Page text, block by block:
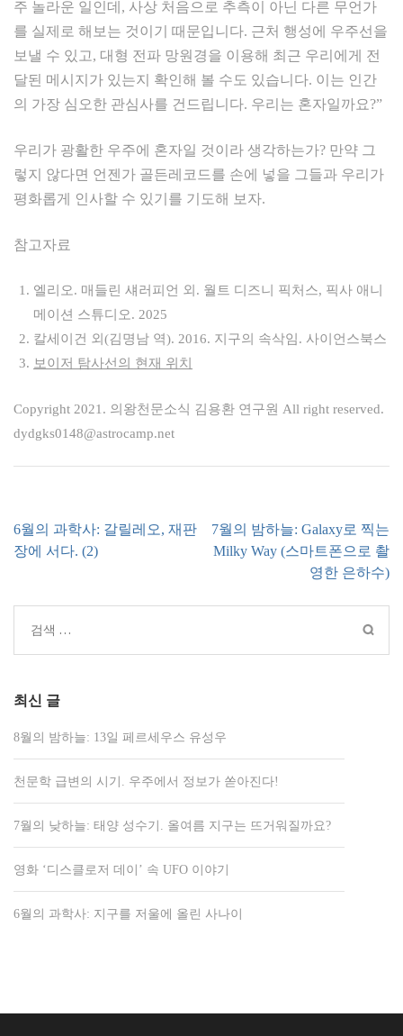
주 놀라운 일인데, 사상 처음으로 추측이 아닌 다른 무언가
를 실제로 해보는 것이기 때문입니다. 근처 행성에 우주선을
보낼 수 있고, 대형 전파 망원경을 이용해 최근 우리에게 전
달된 메시지가 있는지 확인해 볼 수도 있습니다. 이는 인간
의 가장 심오한 관심사를 건드립니다. 우리는 혼자일까요?”
우리가 광활한 우주에 혼자일 것이라 생각하는가? 만약 그
렇지 않다면 언젠가 골든레코드를 손에 넣을 그들과 우리가
평화롭게 인사할 수 있기를 기도해 보자.
참고자료
엘리오. 매들린 섀러피언 외. 월트 디즈니 픽처스, 픽사 애니
메이션 스튜디오. 2025
칼세이건 외(김명남 역). 2016. 지구의 속삭임. 사이언스북스
보이저 탐사선의 현재 위치
Copyright 2021. 의왕천문소식 김용환 연구원 All right reserved.
dydgks0148@astrocamp.net
글
내
션
6월의 과학사: 갈릴레오, 재판
장에 서다. (2)
7월의 밤하늘: Galaxy로 찍는
Milky Way (스마트폰으로 촬
영한 은하수)
검
최신 글
8월의 밤하늘: 13일 페르세우스 유성우
천문학 급변의 시기. 우주에서 정보가 쏟아진다!
7월의 낮하늘: 태양 성수기. 올여름 지구는 뜨거워질까요?
영화 ‘디스클로저 데이’ 속 UFO 이야기
6월의 과학사: 지구를 저울에 올린 사나이